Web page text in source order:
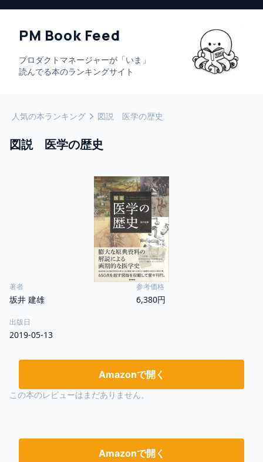
PM Book Feed
プロダクトマネージャーが「いま」
読んでる本のランキングサイト
人気の本ランキング 図説 医学の歴史
図説 医学の歴史
著者
坂井 建雄
参考価格
6,380円
出版日
2019-05-13
Amazonで開く
この本のレビューはまだありません。
Amazonで開く